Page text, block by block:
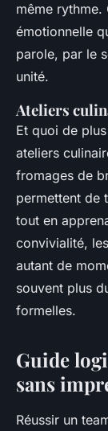
même rythme.
émotionnelle
parole, par le
unité.
Ateliers
Et quoi de
ateliers
fromages de
permettent de
tout en
convivialité,
autant de
souvent plus
formelles.
Guide
sans
Réussir un